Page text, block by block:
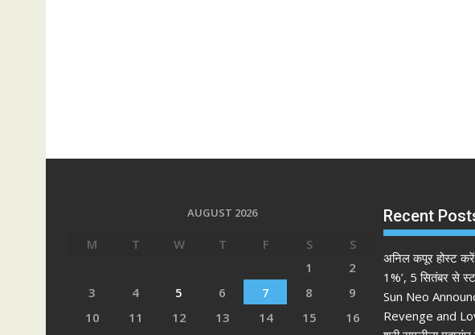
AUGUST 2026
M T W T F S
S
1
2
3
4 5 6 7 8
9
10
11 12 13 14 15
16
Recent
अनिल कपूर होस्ट
1%’, 5 सितंबर से
Sun Neo
Revenge and